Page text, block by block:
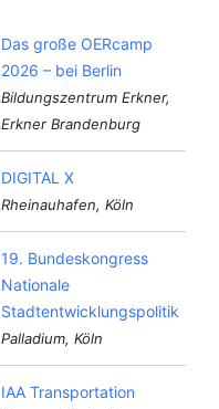
Das große OERcamp
2026 – bei Berlin
Bildungszentrum Erkner,
Erkner Brandenburg
DIGITAL X
Rheinauhafen, Köln
19. Bundeskongress
Nationale
Stadtentwicklungspolitik
Palladium, Köln
IAA Transportation